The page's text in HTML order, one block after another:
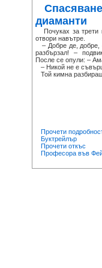
диаманти
Почуках за трети
отвори навътре.
– Добре де, добре,
разбързал! –
После се опули: –
– Никой не е
Той кимна
Прочети
Буктрейлър
Прочети откъс
Професора във